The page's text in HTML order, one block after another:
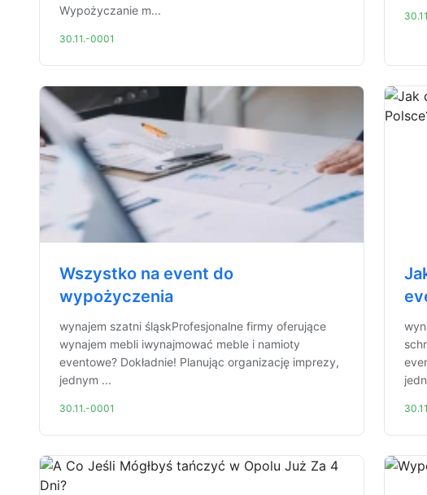
Wypożyczanie m...
30.11.-0001
Wszystko na event do
wypożyczenia
wynajem szatni śląskProfesjonalne firmy oferujące
wynajem mebli iwynajmować meble i namioty
eventowe? Dokładnie! Planując organizację imprezy,
jednym ...
30.11.-0001